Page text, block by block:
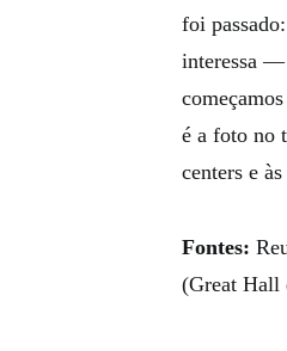
foi
interessa —
é a foto no
centers e
Fontes:
(Great Hall